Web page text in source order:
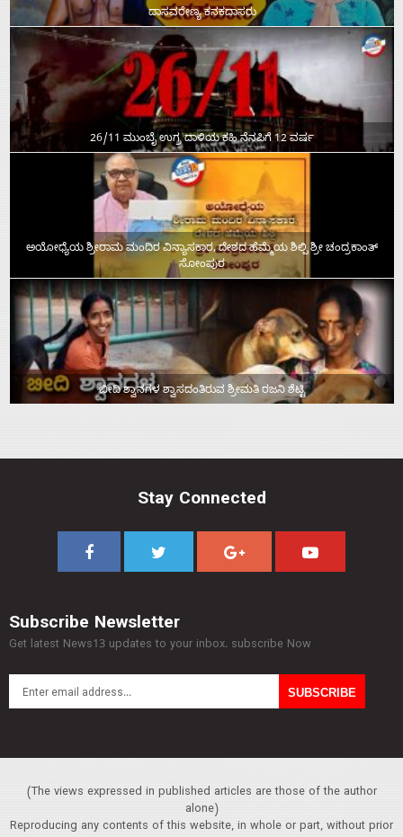
ದಾಸವರೇಣ್ಯ ಕನಕದಾಸರು
26/11 ಮುಂಬೈ ಉಗ್ರ ದಾಳಿಯ ಕಹಿ ನೆನಪಿಗೆ 12 ವರ್ಷ
ಅಯೋಧ್ಯೆಯ ಶ್ರೀರಾಮ ಮಂದಿರ ವಿನ್ಯಾಸಕಾರ, ದೇಶದ ಹೆಮ್ಮೆಯ ಶಿಲ್ಪಿ ಶ್ರೀ ಚಂದ್ರಕಾಂತ್‌
ಸೋಂಪುರ
ಬೀದಿ ಶ್ವಾನಗಳ ಶ್ವಾಸದಂತಿರುವ ಶ್ರೀಮತಿ ರಜನಿ ಶೆಟ್ಟಿ
Stay Connected
Subscribe Newsletter
Get latest News13 updates to your inbox. subscribe Now
(The views expressed in published articles are those of the author
alone)
Reproducing any contents of this website, in whole or part, without prior